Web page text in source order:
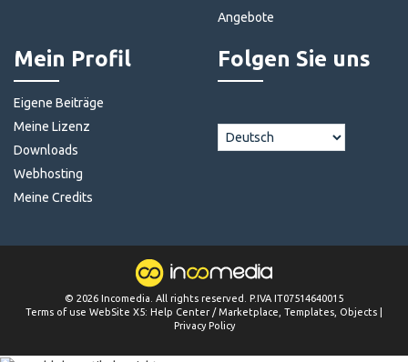
Angebote
Mein Profil
Eigene Beiträge
Meine Lizenz
Downloads
Webhosting
Meine Credits
Folgen Sie uns
© 2026 Incomedia . All rights reserved. P.IVA IT07514640015
Terms of use WebSite X5: Help Center / Marketplace Templates Objects
Privacy Policy